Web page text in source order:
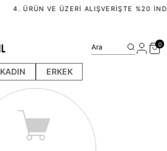
4. ÜRÜN VE ÜZERI ALIŞVERIŞTE %20
KADIN ERKEK
Ara 0